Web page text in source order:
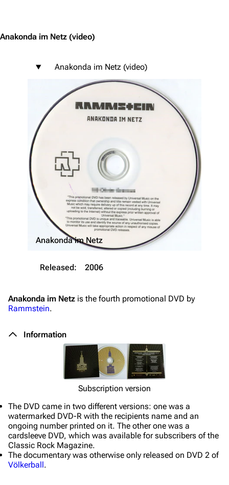
Anakonda im Netz (video)
Anakonda im Netz (video)
Anakonda im Netz
Released: 2006
Anakonda im Netz is the fourth promotional DVD by
Rammstein.
Information
Subscription version
The DVD came in two different versions: one was a
watermarked DVD-R with the recipients name and an
ongoing number printed on it. The other one was a
cardsleeve DVD, which was available for subscribers of the
Classic Rock Magazine.
The documentary was otherwise only released on DVD 2 of
Völkerball.